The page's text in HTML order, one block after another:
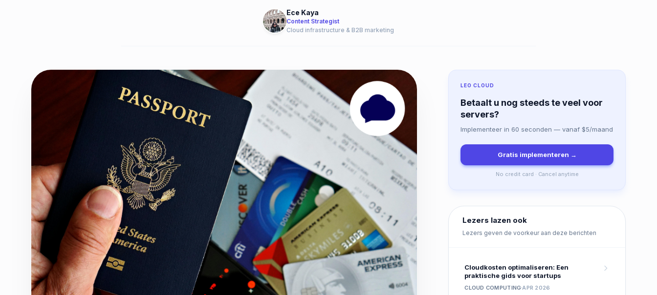
Ece Kaya
Content Strategist
Cloud infrastructure & B2B marketing
LEO CLOUD
Betaalt u nog steeds te veel voor
servers?
Implementeer in 60 seconden — vanaf $5/maand
Gratis implementeren →
No credit card · Cancel anytime
Lezers lazen ook
Lezers geven de voorkeur aan deze berichten
Cloudkosten optimaliseren: Een
praktische gids voor startups
CLOUD COMPUTINGAPR 2026